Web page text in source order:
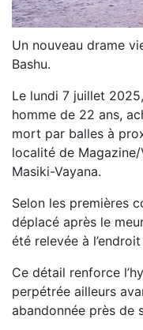
Un nouveau drame
Bashu.
Le lundi 7 juillet
homme de 22 ans,
mort par balles à
localité de
Masiki-Vayana.
Selon les premières
déplacé après le
été relevée à
Ce détail renforce
perpétrée ailleurs
abandonnée près de